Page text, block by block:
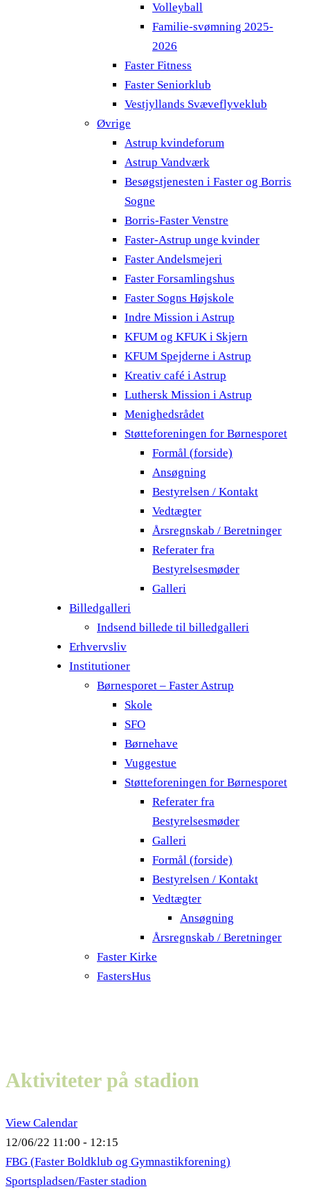
Volleyball
Familie-svømning 2025-
2026
Faster Fitness
Faster Seniorklub
Vestjyllands Svæveflyveklub
Øvrige
Astrup kvindeforum
Astrup Vandværk
Besøgstjenesten i Faster og Borris
Sogne
Borris-Faster Venstre
Faster-Astrup unge kvinder
Faster Andelsmejeri
Faster Forsamlingshus
Faster Sogns Højskole
Indre Mission i Astrup
KFUM og KFUK i Skjern
KFUM Spejderne i Astrup
Kreativ café i Astrup
Luthersk Mission i Astrup
Menighedsrådet
Støtteforeningen for Børnesporet
Formål (forside)
Ansøgning
Bestyrelsen / Kontakt
Vedtægter
Årsregnskab / Beretninger
Referater fra
Bestyrelsesmøder
Galleri
Billedgalleri
Indsend billede til billedgalleri
Erhvervsliv
Institutioner
Børnesporet – Faster Astrup
Skole
SFO
Børnehave
Vuggestue
Støtteforeningen for Børnesporet
Referater fra
Bestyrelsesmøder
Galleri
Formål (forside)
Bestyrelsen / Kontakt
Vedtægter
Ansøgning
Årsregnskab / Beretninger
Faster Kirke
FastersHus
Aktiviteter på stadion
View Calendar
12/06/22 11:00 - 12:15
FBG (Faster Boldklub og Gymnastikforening)
Sportspladsen/Faster stadion